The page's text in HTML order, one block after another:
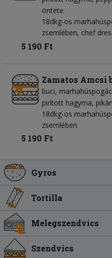
öntete
18dkg-os
zsemlében, chef
5 190 Ft
Zamatos Amcsi
buci
pirított hagyma
18dkg-os
zsemlében
5 190 Ft
Gyros
Tortilla
Melegszendvics
Szendvics